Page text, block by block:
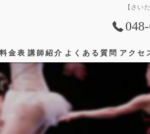
【さい
料金表 講師紹介 よくある質問 アクセ
漫画